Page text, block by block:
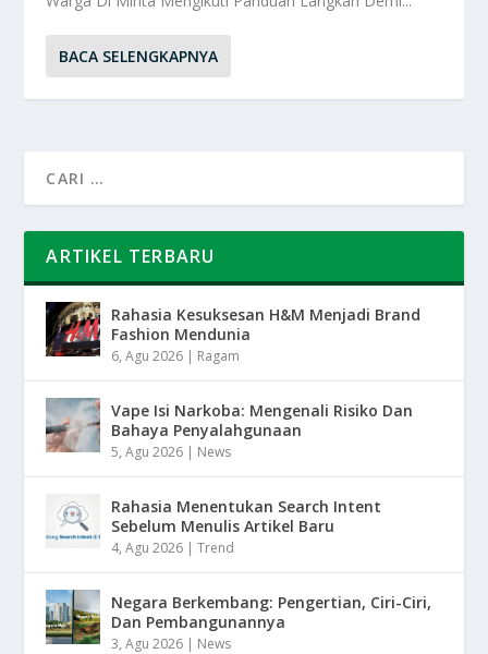
BACA SELENGKAPNYA
ARTIKEL TERBARU
Rahasia Kesuksesan H&M Menjadi Brand
Fashion Mendunia
6, Agu 2026 | Ragam
Vape Isi Narkoba: Mengenali Risiko Dan
Bahaya Penyalahgunaan
5, Agu 2026 | News
Rahasia Menentukan Search Intent
Sebelum Menulis Artikel Baru
4, Agu 2026 |Trend
Negara Berkembang: Pengertian, Ciri-Ciri,
Dan Pembangunannya
3, Agu 2026 | News